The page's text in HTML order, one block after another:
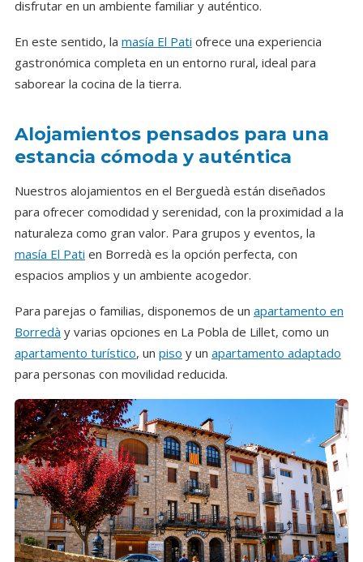
disfrutar en un ambiente familiar y auténtico.
En este sentido, la masía El Pati ofrece una experiencia
gastronómica completa en un entorno rural, ideal para
saborear la cocina de la tierra.
Alojamientos pensados para una
estancia cómoda y auténtica
Nuestros alojamientos en el Berguedà están diseñados
para ofrecer comodidad y serenidad, con la proximidad a la
naturaleza como gran valor. Para grupos y eventos, la
masía El Pati en Borredà es la opción perfecta, con
espacios amplios y un ambiente acogedor.
Para parejas o familias, disponemos de un apartamento en
Borredà y varias opciones en La Pobla de Lillet, como un
apartamento turístico, un piso y un apartamento adaptado
para personas con movilidad reducida.